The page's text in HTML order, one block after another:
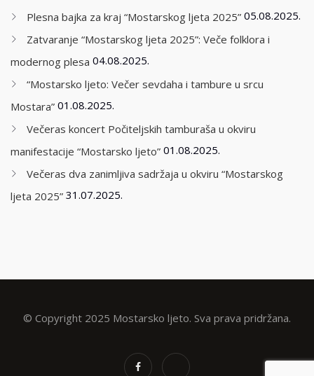
Plesna bajka za kraj “Mostarskog ljeta 2025” 05.08.2025.
Zatvaranje “Mostarskog ljeta 2025”: Veče folklora i
modernog plesa 04.08.2025.
“Mostarsko ljeto: Večer sevdaha i tambure u srcu
Mostara” 01.08.2025.
Večeras koncert Počiteljskih tamburaša u okviru
manifestacije “Mostarsko ljeto” 01.08.2025.
Večeras dva zanimljiva sadržaja u okviru “Mostarskog
ljeta 2025” 31.07.2025.
© Copyright 2025 Mostarsko ljeto. Sva prava pridržana.